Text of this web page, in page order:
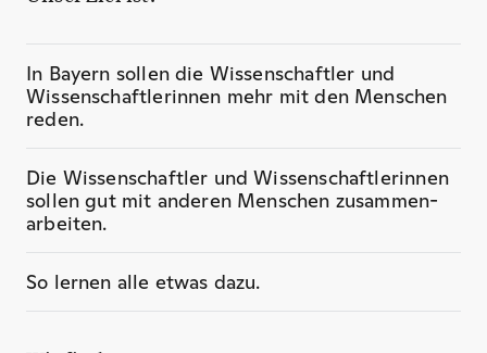
In Bayern sollen die Wissenschaftler und
Wissenschaftlerinnen mehr mit den Menschen
reden.
Die Wissenschaftler und Wissenschaftlerinnen
sollen gut mit anderen Menschen zusammen-
arbeiten.
So lernen alle etwas dazu.